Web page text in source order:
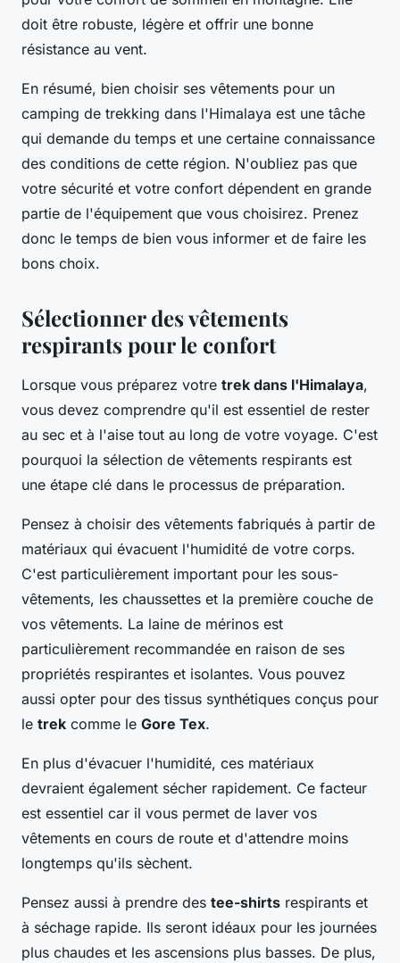
doit être robuste, légère et offrir une bonne
résistance au vent.
En résumé, bien choisir ses vêtements pour un
camping de trekking dans l'Himalaya est une tâche
qui demande du temps et une certaine connaissance
des conditions de cette région. N'oubliez pas que
votre sécurité et votre confort dépendent en grande
partie de l'équipement que vous choisirez. Prenez
donc le temps de bien vous informer et de faire les
bons choix.
Sélectionner des vêtements
respirants pour le confort
Lorsque vous préparez votre trek dans l'Himalaya,
vous devez comprendre qu'il est essentiel de rester
au sec et à l'aise tout au long de votre voyage. C'est
pourquoi la sélection de vêtements respirants est
une étape clé dans le processus de préparation.
Pensez à choisir des vêtements fabriqués à partir de
matériaux qui évacuent l'humidité de votre corps.
C'est particulièrement important pour les sous-
vêtements, les chaussettes et la première couche de
vos vêtements. La laine de mérinos est
particulièrement recommandée en raison de ses
propriétés respirantes et isolantes. Vous pouvez
aussi opter pour des tissus synthétiques conçus pour
le trek comme le Gore Tex.
En plus d'évacuer l'humidité, ces matériaux
devraient également sécher rapidement. Ce facteur
est essentiel car il vous permet de laver vos
vêtements en cours de route et d'attendre moins
longtemps qu'ils sèchent.
Pensez aussi à prendre des tee-shirts respirants et
à séchage rapide. Ils seront idéaux pour les journées
plus chaudes et les ascensions plus basses. De plus,